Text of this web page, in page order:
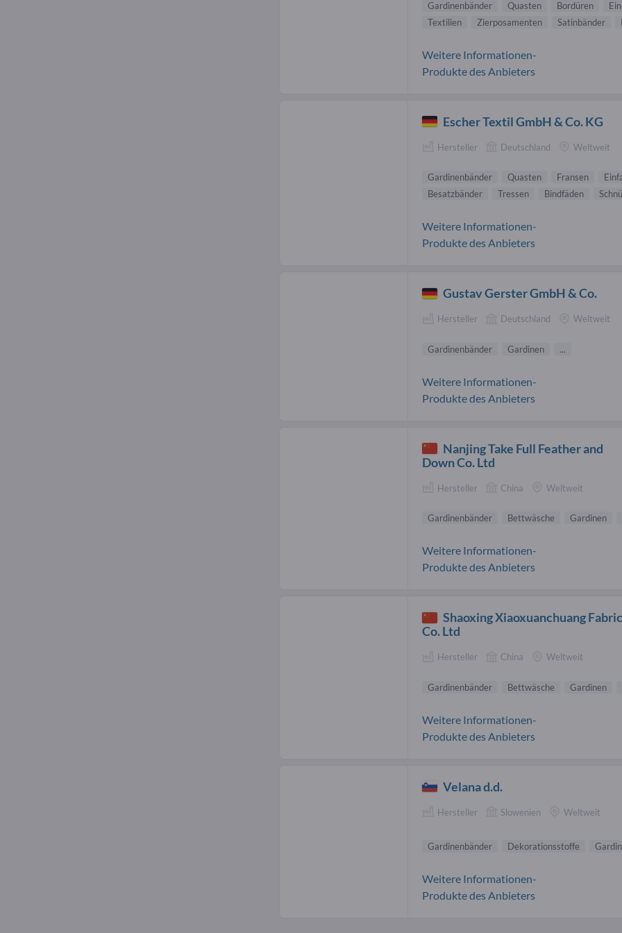
Gardinenbänder Quasten Bordüren
Textilien
Zierposamenten Satinbänder
Weitere Informationen-
Produkte des Anbieters
Escher Textil GmbH & Co. KG
Hersteller Deutschland Weltweit
Gardinenbänder Quasten Fransen
Besatzbänder
Tressen Bindfäden
Weitere Informationen-
Produkte des Anbieters
Gustav Gerster GmbH & Co.
Hersteller Deutschland Weltweit
Gardinenbänder Gardinen ...
Weitere Informationen-
Produkte des Anbieters
Nanjing Take Full Feather and
Down Co. Ltd
Hersteller China Weltweit
Gardinenbänder Bettwäsche Gardinen
Weitere Informationen-
Produkte des Anbieters
Shaoxing Xiaoxuanchuang Fabric
Co. Ltd
Hersteller China Weltweit
Gardinenbänder Bettwäsche Gardinen
Weitere Informationen-
Produkte des Anbieters
Velana d.d.
Hersteller Slowenien Weltweit
Gardinenbänder Dekorationsstoffe
Weitere Informationen-
Produkte des Anbieters